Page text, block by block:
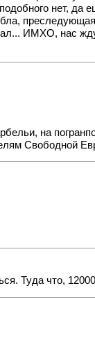
подобного
преследующая
ИМХО, нас
на
Свободной
Туда что,